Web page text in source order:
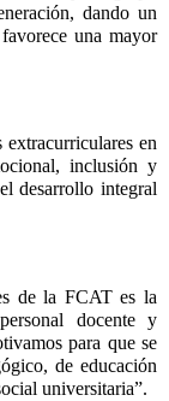
dando un
una mayor
extracurriculares en
inclusión y
desarrollo integral
de la FCAT es la
docente y
para que se
de educación
universitaria”.